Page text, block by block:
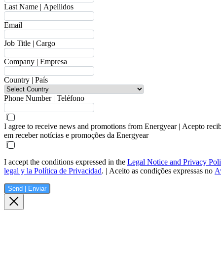
Last Name | Apellidos
Email
Job Title | Cargo
Company | Empresa
Country | País
Phone Number | Teléfono
I agree to receive news and promotions from Energyear | Acepto
em receber notícias e promoções da Energyear
I accept the conditions expressed in the Legal Notice and Privacy
legal y la Política de Privacidad. | Aceito as condições expressas no
Send | Enviar